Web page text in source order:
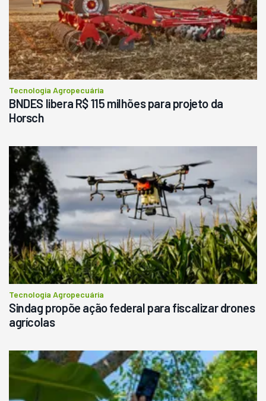
Tecnologia Agropecuária
BNDES libera R$ 115 milhões para projeto da
Horsch
Tecnologia Agropecuária
Sindag propõe ação federal para fiscalizar drones
agrícolas